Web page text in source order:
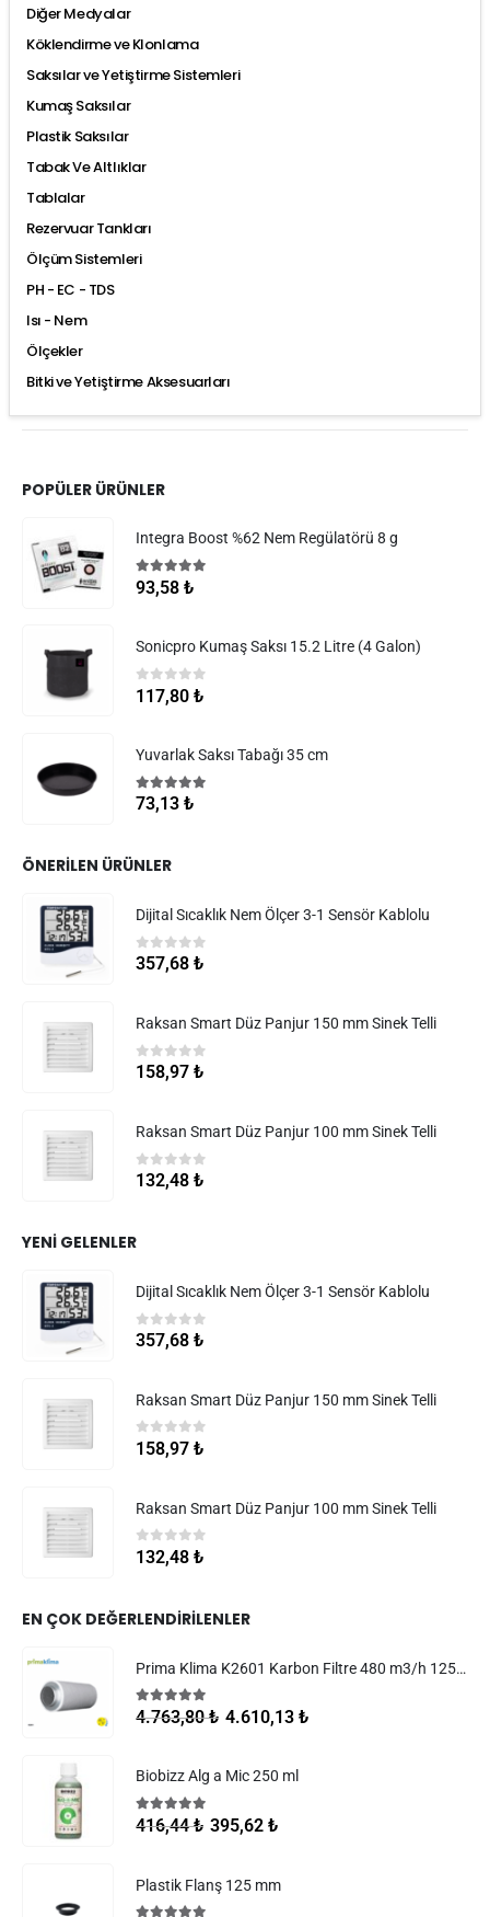
Diğer Medyalar
Köklendirme ve Klonlama
Saksılar ve Yetiştirme Sistemleri
Kumaş Saksılar
Plastik Saksılar
Tabak Ve Altlıklar
Tablalar
Rezervuar Tankları
Ölçüm Sistemleri
PH - EC - TDS
Isı - Nem
Ölçekler
Bitki ve Yetiştirme Aksesuarları
POPÜLER ÜRÜNLER
Integra Boost %62 Nem Regülatörü 8 g
5.005 üzerinden
93,58 ₺
Sonicpro Kumaş Saksı 15.2 Litre (4 Galon)
0 5 üzerinden
117,80 ₺
Yuvarlak Saksı Tabağı 35 cm
5.005 üzerinden
73,13 ₺
ÖNERILEN ÜRÜNLER
Dijital Sıcaklık Nem Ölçer 3-1 Sensör Kablolu
05 üzerinden
357,68 ₺
Raksan Smart Düz Panjur 150 mm Sinek Telli
0 5 üzerinden
158,97 ₺
Raksan Smart Düz Panjur 100 mm Sinek Telli
05 üzerinden
132,48 ₺
YENI GELENLER
Dijital Sıcaklık Nem Ölçer 3-1 Sensör Kablolu
05 üzerinden
357,68 ₺
Raksan Smart Düz Panjur 150 mm Sinek Telli
0 5 üzerinden
158,97 ₺
Raksan Smart Düz Panjur 100 mm Sinek Telli
05 üzerinden
132,48 ₺
EN ÇOK DEĞERLENDIRILENLER
Prima Klima K2601 Karbon Filtre 480 m3/h 125 mm
5.005 üzerinden
4.763,80₺ 4.610,13 ₺
Biobizz Alg a Mic 250 ml
5.00 5 üzerinden
416,44₺ 395,62 ₺
Plastik Flanş 125 mm